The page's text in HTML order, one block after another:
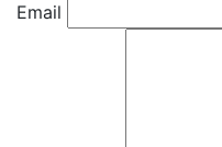
Email